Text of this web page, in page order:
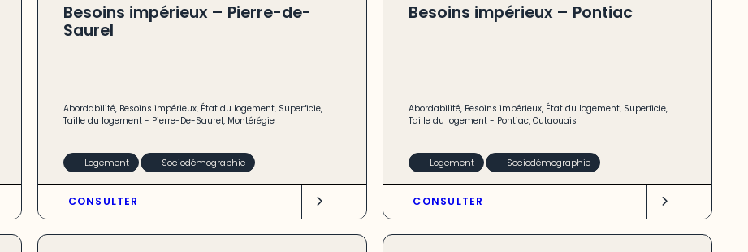
Besoins impérieux – Pierre-de-
Saurel
Abordabilité, Besoins impérieux, État du logement, Superficie,
Taille du logement- Pierre-De-Saurel, Montérégie
Logement Sociodémographie
CONSULTER
Besoins impérieux – Pontiac
Abordabilité, Besoins impérieux, État du logement, Superficie,
Taille du logement- Pontiac, Outaouais
Logement Sociodémographie
CONSULTER